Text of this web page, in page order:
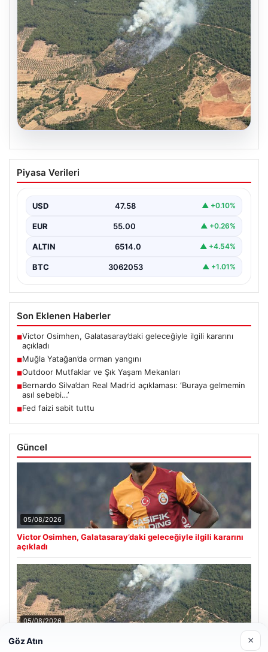
Muğla Yatağan’da orman yangını
{ “title”: “Muğla Yatağan’da Orman Yangını Kontrol
Piyasa Verileri
USD 47.58 ▲ +0.10%
EUR 55.00 ▲ +0.26%
ALTIN 6514.0 ▲ +4.54%
BTC 3062053 ▲ +1.01%
Son Eklenen Haberler
■Victor Osimhen, Galatasaray’daki geleceğiyle ilgili kararını
açıkladı
■Muğla Yatağan’da orman yangını
■Outdoor Mutfaklar ve Şık Yaşam Mekanları
■Bernardo Silva’dan Real Madrid açıklaması: ‘Buraya gelmemin
asıl sebebi…’
■Fed faizi sabit tuttu
Güncel
05/08/2026
Victor Osimhen, Galatasaray’daki geleceğiyle ilgili kararını
açıkladı
05/08/2026
Muğla Yatağan’da orman yangını
Göz Atın ×